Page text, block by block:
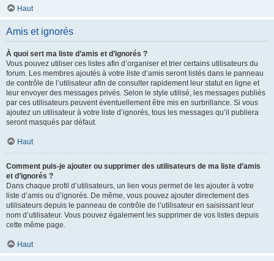
Haut
Amis et ignorés
À quoi sert ma liste d’amis et d’ignorés ?
Vous pouvez utiliser ces listes afin d’organiser et trier certains utilisateurs du
forum. Les membres ajoutés à votre liste d’amis seront listés dans le panneau
de contrôle de l’utilisateur afin de consulter rapidement leur statut en ligne et
leur envoyer des messages privés. Selon le style utilisé, les messages publiés
par ces utilisateurs peuvent éventuellement être mis en surbrillance. Si vous
ajoutez un utilisateur à votre liste d’ignorés, tous les messages qu’il publiera
seront masqués par défaut.
Haut
Comment puis-je ajouter ou supprimer des utilisateurs de ma liste d’amis
et d’ignorés ?
Dans chaque profil d’utilisateurs, un lien vous permet de les ajouter à votre
liste d’amis ou d’ignorés. De même, vous pouvez ajouter directement des
utilisateurs depuis le panneau de contrôle de l’utilisateur en saisissant leur
nom d’utilisateur. Vous pouvez également les supprimer de vos listes depuis
cette même page.
Haut